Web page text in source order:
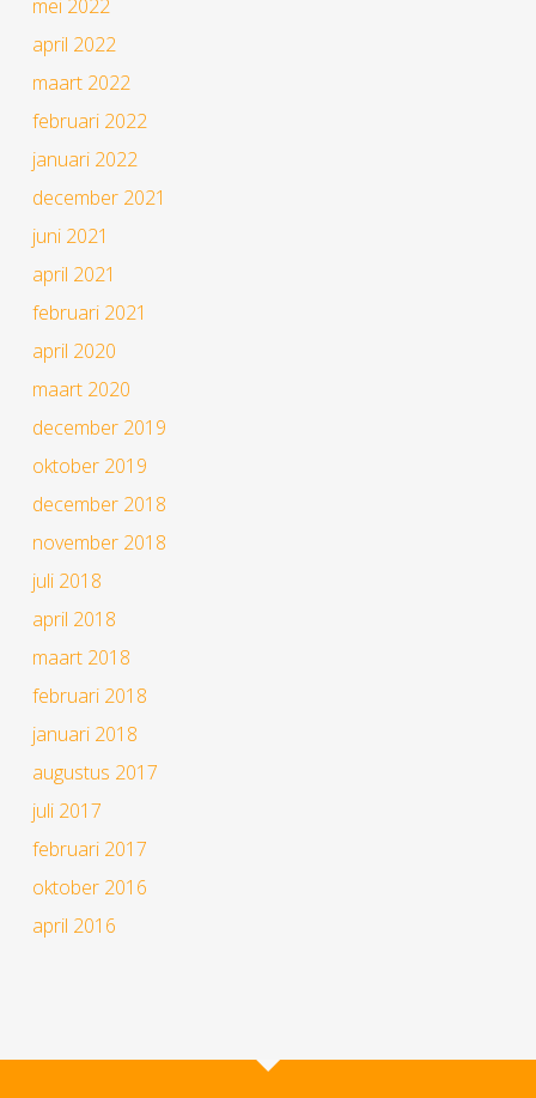
mei 2022
april 2022
maart 2022
februari 2022
januari 2022
december 2021
juni 2021
april 2021
februari 2021
april 2020
maart 2020
december 2019
oktober 2019
december 2018
november 2018
juli 2018
april 2018
maart 2018
februari 2018
januari 2018
augustus 2017
juli 2017
februari 2017
oktober 2016
april 2016